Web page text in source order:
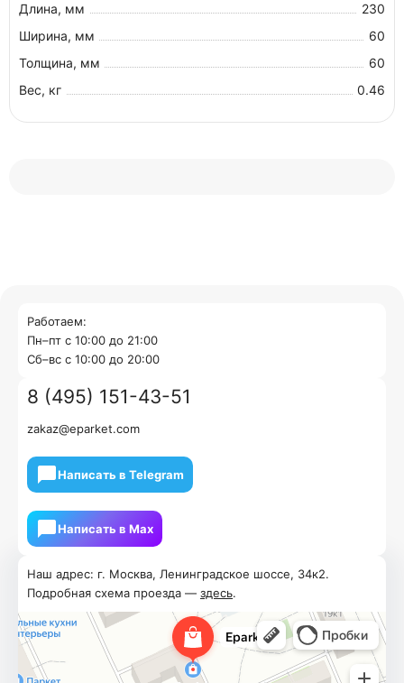
Длина, мм
230
Ширина, мм
60
Толщина, мм
60
Вес, кг
0.46
Наш адрес: г. Москва, Ленинградское шоссе, 34к2.
Подробная схема проезда — здесь.
Работаем:
Пн–пт с 10:00 до 21:00
Cб–вс с 10:00 до 20:00
8 (495) 151-43-51
zakaz@eparket.com
Написать в Telegram
Написать в Мах